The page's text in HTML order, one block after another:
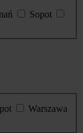
Sopot
Warszawa